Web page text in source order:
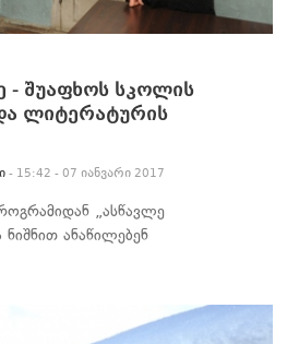
- შუაფხოს სკოლის
ლიტერატურის
- 15:42 - 07 იანვარი 2017
„ასწავლე
ანაწილებენ